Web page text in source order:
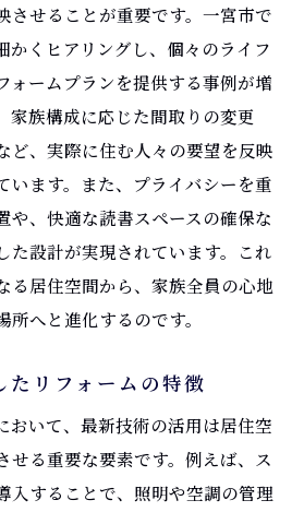
させることが重要です。一宮市で
かくヒアリングし、個々のライフ
ォームプランを提供する事例が増
家族構成に応じた間取りの変更
ど、実際に住む人々の要望を反映
います。また、プライバシーを重
や、快適な読書スペースの確保な
た設計が実現されています。これ
る居住空間から、家族全員の心地
へと進化するのです。
たリフォームの特徴
おいて、最新技術の活用は居住空
せる重要な要素です。例えば、ス
入することで、照明や空調の管理